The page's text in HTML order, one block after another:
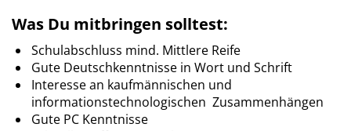
Was Du mitbringen solltest:
Schulabschluss mind. Mittlere Reife
Gute Deutschkenntnisse in Wort und Schrift
Interesse an kaufmännischen und
informationstechnologischen Zusammenhängen
Gute PC Kenntnisse